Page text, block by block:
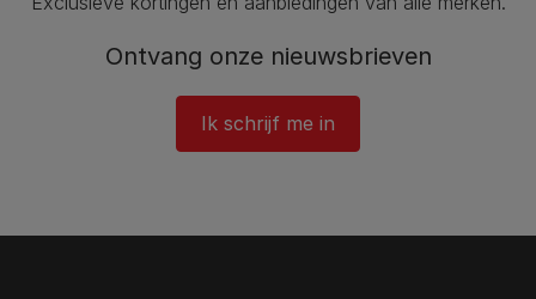
Ontvang onze nieuwsbrieven
Ik schrijf me in